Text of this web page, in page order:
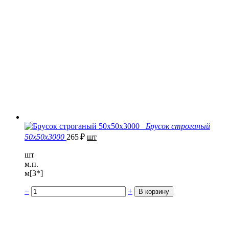
Брусок строганый
50х50х3000 265₽ шт
шт
м.п.
м[3*]
− +